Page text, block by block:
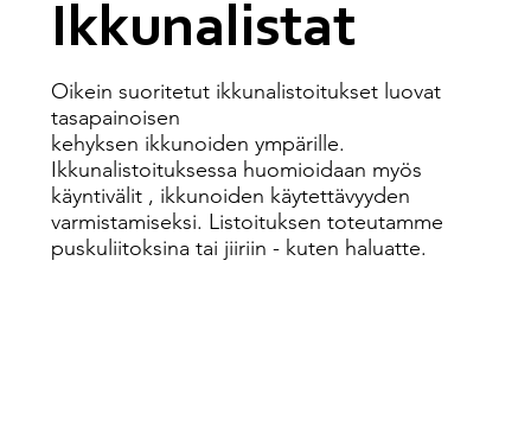
Ikkunalistat
Oikein suoritetut ikkunalistoitukset luovat
tasapainoisen
kehyksen ikkunoiden ympärille.
Ikkunalistoituksessa huomioidaan myös
käyntivälit , ikkunoiden käytettävyyden
varmistamiseksi. Listoituksen toteutamme
puskuliitoksina tai jiiriin - kuten haluatte.